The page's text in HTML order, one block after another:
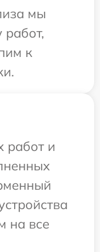
мы
работ,
к
работ и
на все